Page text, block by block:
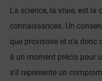
La science, la vraie, est la
connaissances. Un
que provisoire et n’a donc
à un moment précis pour
s’il représente un